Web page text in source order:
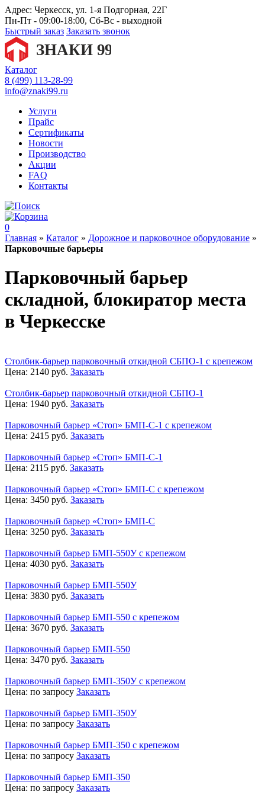
Адрес: Черкесск, ул. 1-я Подгорная, 22Г
Пн-Пт - 09:00-18:00, Сб-Вс - выходной
Быстрый заказ Заказать звонок
Каталог
8 (499) 113-28-99
info@znaki99.ru
Услуги
Прайс
Сертификаты
Новости
Производство
Акции
FAQ
Контакты
0
Главная » Каталог » Дорожное и парковочное оборудование »
Парковочные барьеры
Парковочный барьер
складной, блокиратор места
в Черкесске
Столбик-барьер парковочный откидной СБПО-1 с крепежом
Цена: 2140 руб. Заказать
Столбик-барьер парковочный откидной СБПО-1
Цена: 1940 руб. Заказать
Парковочный барьер «Стоп» БМП-С-1 с крепежом
Цена: 2415 руб. Заказать
Парковочный барьер «Стоп» БМП-С-1
Цена: 2115 руб. Заказать
Парковочный барьер «Стоп» БМП-С с крепежом
Цена: 3450 руб. Заказать
Парковочный барьер «Стоп» БМП-С
Цена: 3250 руб. Заказать
Парковочный барьер БМП-550У с крепежом
Цена: 4030 руб. Заказать
Парковочный барьер БМП-550У
Цена: 3830 руб. Заказать
Парковочный барьер БМП-550 с крепежом
Цена: 3670 руб. Заказать
Парковочный барьер БМП-550
Цена: 3470 руб. Заказать
Парковочный барьер БМП-350У с крепежом
Цена: по запросу Заказать
Парковочный барьер БМП-350У
Цена: по запросу Заказать
Парковочный барьер БМП-350 с крепежом
Цена: по запросу Заказать
Парковочный барьер БМП-350
Цена: по запросу Заказать